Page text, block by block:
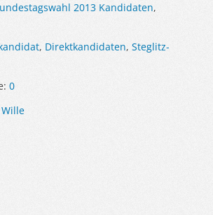
2013 Kandidaten,
, Direktkandidaten,Steglitz-
0